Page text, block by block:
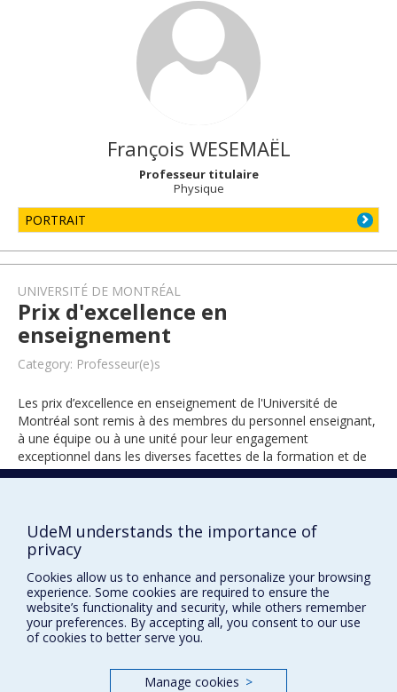
François WESEMAËL
Professeur titulaire
Physique
PORTRAIT
UNIVERSITÉ DE MONTRÉAL
Prix d'excellence en
enseignement
Category: Professeur(e)s
Les prix d’excellence en enseignement de l'Université de
Montréal sont remis à des membres du personnel enseignant,
à une équipe ou à une unité pour leur engagement
exceptionnel dans les diverses facettes de la formation et de
l’encadrement des étudiants.
UdeM understands the importance of
privacy
Cookies allow us to enhance and personalize your browsing
experience. Some cookies are required to ensure the
website’s functionality and security, while others remember
your preferences. By accepting all, you consent to our use
of cookies to better serve you.
Manage cookies >